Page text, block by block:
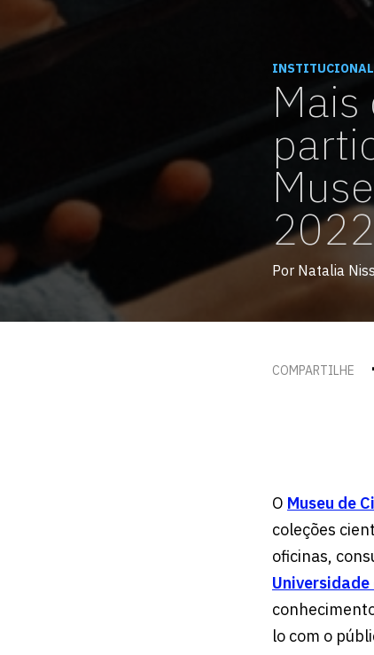
INSTITUCIONAL
2022
Por Natalia
COMPARTILHE
O Museu de
coleções
oficinas,
lo com o